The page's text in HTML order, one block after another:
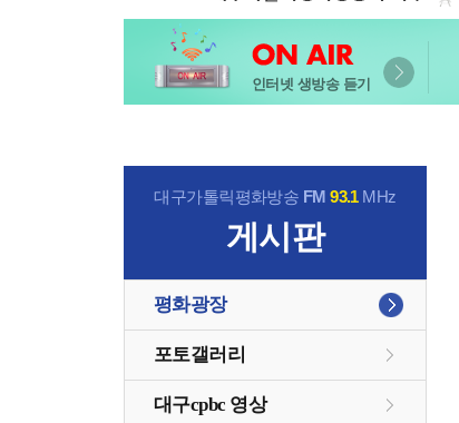
인터넷 생방송 듣기
대구가톨릭평화방송 FM93.1MHz
게시판
평화광장
포토갤러리
대구cpbc 영상